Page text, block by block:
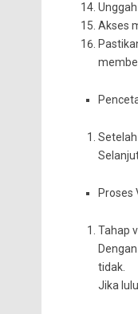
Akses
Proses
Tahap
tidak.
Jika